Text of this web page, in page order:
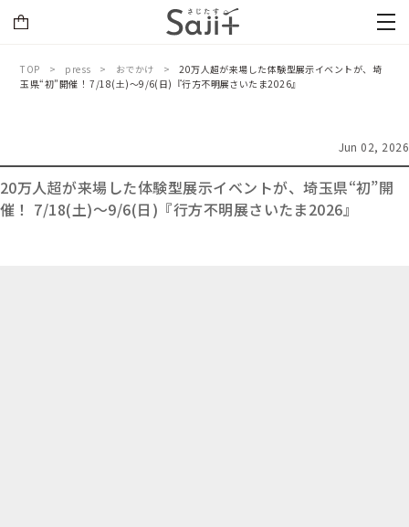
TOP press おでかけ
20万人超が来場した体験型展示イベントが、埼
玉県“初”開催！ 7/18(土)～9/6(日)『行方不明展さいたま2026』
Jun 02, 2026
20万人超が来場した体験型展示イベントが、埼玉県“初”開
催！ 7/18(土)～9/6(日)『行方不明展さいたま2026』